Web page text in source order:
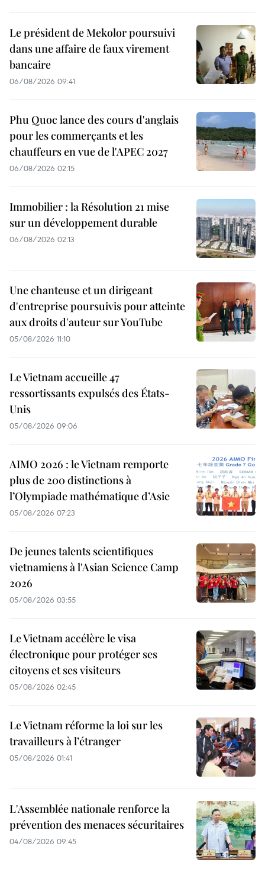
Le président de Mekolor poursuivi
dans une affaire de faux virement
bancaire
06/08/2026 09:41
Phu Quoc lance des cours d'anglais
pour les commerçants et les
chauffeurs en vue de l'APEC 2027
06/08/2026 02:15
Immobilier : la Résolution 21 mise
sur un développement durable
06/08/2026 02:13
Une chanteuse et un dirigeant
d'entreprise poursuivis pour atteinte
aux droits d'auteur sur YouTube
05/08/2026 11:10
Le Vietnam accueille 47
ressortissants expulsés des États-
Unis
05/08/2026 09:06
AIMO 2026 : le Vietnam remporte
plus de 200 distinctions à
l’Olympiade mathématique d’Asie
05/08/2026 07:23
De jeunes talents scientifiques
vietnamiens à l'Asian Science Camp
2026
05/08/2026 03:55
Le Vietnam accélère le visa
électronique pour protéger ses
citoyens et ses visiteurs
05/08/2026 02:45
Le Vietnam réforme la loi sur les
travailleurs à l’étranger
05/08/2026 01:41
L'Assemblée nationale renforce la
prévention des menaces sécuritaires
04/08/2026 09:45